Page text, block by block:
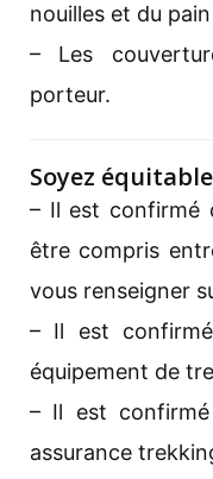
nouilles et du
– Les
porteur.
Soyez
– Il est confirmé
être compris
vous renseigner
– Il est
équipement de
– Il est
assurance